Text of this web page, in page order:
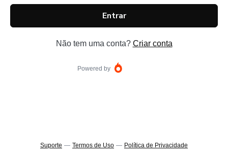
Entrar
Não tem uma conta? Criar conta
Powered by
Suporte — Termos de Uso — Política de Privacidade